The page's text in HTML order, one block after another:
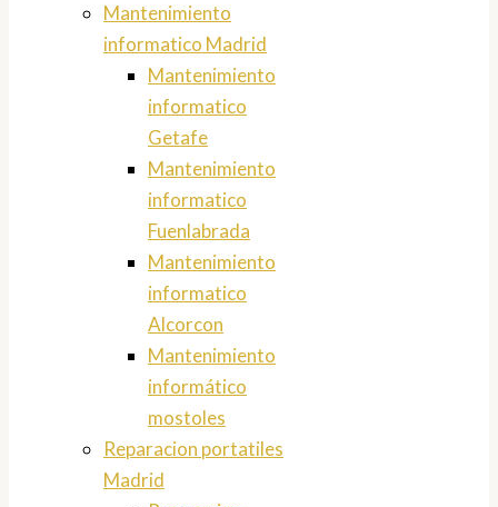
Mantenimiento
informatico Madrid
Mantenimiento
informatico
Getafe
Mantenimiento
informatico
Fuenlabrada
Mantenimiento
informatico
Alcorcon
Mantenimiento
informático
mostoles
Reparacion portatiles
Madrid